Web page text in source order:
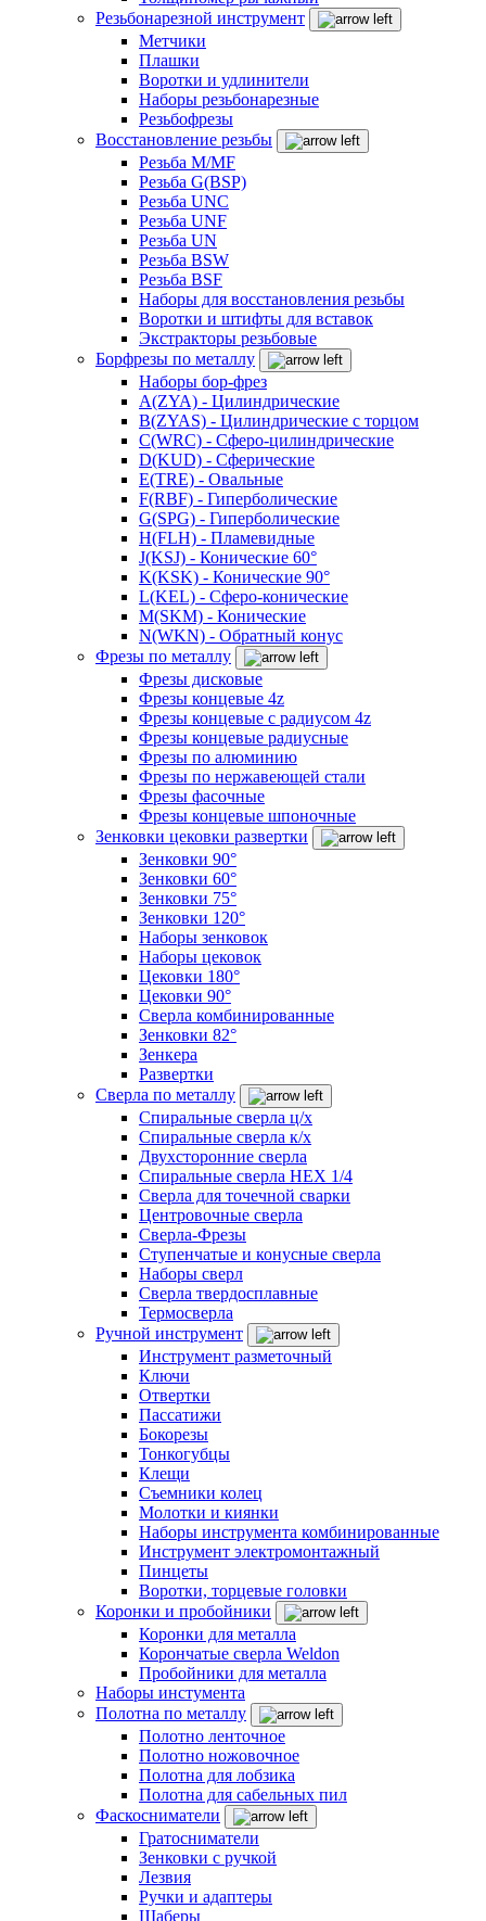
Резьбонарезной инструмент
Метчики
Плашки
Воротки и удлинители
Наборы резьбонарезные
Резьбофрезы
Восстановление резьбы
Резьба M/MF
Резьба G(BSP)
Резьба UNC
Резьба UNF
Резьба UN
Резьба BSW
Резьба BSF
Наборы для восстановления резьбы
Воротки и штифты для вставок
Экстракторы резьбовые
Борфрезы по металлу
Наборы бор-фрез
A(ZYA) - Цилиндрические
B(ZYAS) - Цилиндрические с торцом
C(WRC) - Сферо-цилиндрические
D(KUD) - Сферические
E(TRE) - Овальные
F(RBF) - Гиперболические
G(SPG) - Гиперболические
H(FLH) - Пламевидные
J(KSJ) - Конические 60°
K(KSK) - Конические 90°
L(KEL) - Сферо-конические
M(SKM) - Конические
N(WKN) - Обратный конус
Фрезы по металлу
Фрезы дисковые
Фрезы концевые 4z
Фрезы концевые с радиусом 4z
Фрезы концевые радиусные
Фрезы по алюминию
Фрезы по нержавеющей стали
Фрезы фасочные
Фрезы концевые шпоночные
Зенковки цековки развертки
Зенковки 90°
Зенковки 60°
Зенковки 75°
Зенковки 120°
Наборы зенковок
Наборы цековок
Цековки 180°
Цековки 90°
Сверла комбинированные
Зенковки 82°
Зенкера
Развертки
Сверла по металлу
Спиральные сверла ц/х
Спиральные сверла к/х
Двухсторонние сверла
Спиральные сверла HEX 1/4
Сверла для точечной сварки
Центровочные сверла
Сверла-Фрезы
Ступенчатые и конусные сверла
Наборы сверл
Сверла твердосплавные
Термосверла
Ручной инструмент
Инструмент разметочный
Ключи
Отвертки
Пассатижи
Бокорезы
Тонкогубцы
Клещи
Съемники колец
Молотки и киянки
Наборы инструмента комбинированные
Инструмент электромонтажный
Пинцеты
Воротки, торцевые головки
Коронки и пробойники
Коронки для металла
Корончатые сверла Weldon
Пробойники для металла
Наборы инстумента
Полотна по металлу
Полотно ленточное
Полотно ножовочное
Полотна для лобзика
Полотна для сабельных пил
Фаскосниматели
Гратосниматели
Зенковки с ручкой
Лезвия
Ручки и адаптеры
Шаберы